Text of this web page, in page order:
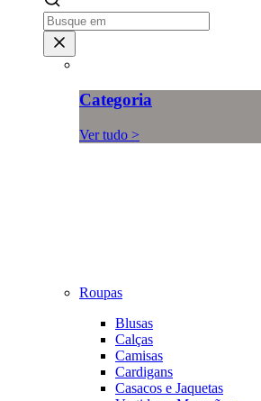
Categoria
Ver tudo >
Roupas
Blusas
Calças
Camisas
Cardigans
Casacos e Jaquetas